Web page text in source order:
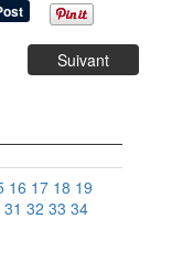
Suivant
16 17 18 19
31 32 33 34